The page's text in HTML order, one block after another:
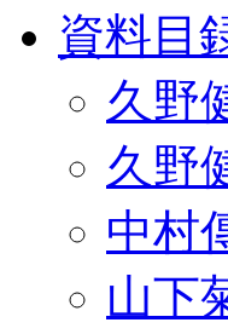
資料目
久野
久野
中村
山下